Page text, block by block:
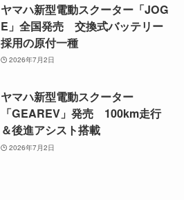
ヤマハ新型電動スクーター「JOG
E」全国発売 交換式バッテリー
採用の原付一種
2026年7月2日
ヤマハ新型電動スクーター
「GEAREV」発売 100km走行
＆後進アシスト搭載
2026年7月2日